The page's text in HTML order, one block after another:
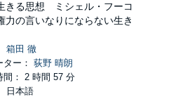
きる思想 ミシェル・フーコ
の言いなりにならない生き
箱田 徹
ター： 荻野 晴朗
間： 2 時間 57 分
日本語